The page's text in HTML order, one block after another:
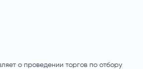
о проведении торгов по отбору